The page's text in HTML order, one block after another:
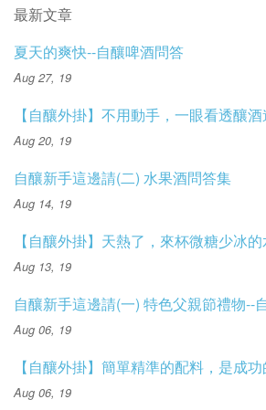
最新文章
夏天的爽快--自釀啤酒問答
Aug 27, 19
【自釀外掛】不用動手，一眼看透釀
Aug 20, 19
自釀新手這邊請(二) 水果酒問答集
Aug 14, 19
【自釀外掛】天熱了，來杯微糖少冰的
Aug 13, 19
自釀新手這邊請(一) 特色父親節禮物--
Aug 06, 19
【自釀外掛】簡單精準的配料，是成
Aug 06, 19